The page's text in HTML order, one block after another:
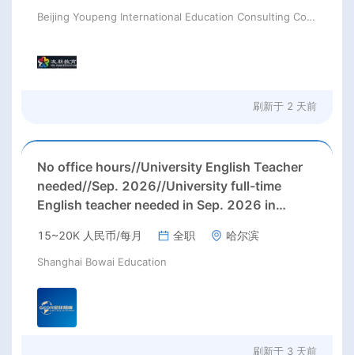
Beijing Youpeng International Education Consulting Co., Ltd
刷新于 2 天前
No office hours//University English Teacher
needed//Sep. 2026//University full-time
English teacher needed in Sep. 2026 in
Rmb/ month+ paid winter+summer holidays)
15~20K 人民币/每月 全职 哈尔滨
Shanghai Bowai Education
刷新于 3 天前